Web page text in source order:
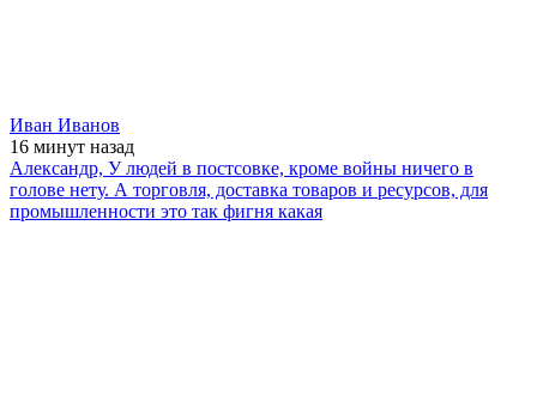
Иван Иванов
16 минут назад
Александр, У людей в постсовке, кроме войны ничего в
голове нету. А торговля, доставка товаров и ресурсов, для
промышленности это так фигня какая